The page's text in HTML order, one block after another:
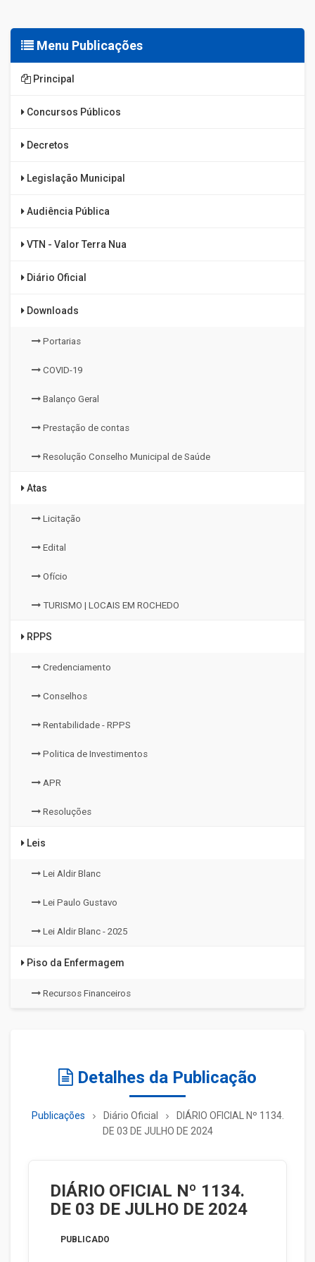
Menu Publicações
Principal
Concursos Públicos
Decretos
Legislação Municipal
Audiência Pública
VTN - Valor Terra Nua
Diário Oficial
Downloads
Portarias
COVID-19
Balanço Geral
Prestação de contas
Resolução Conselho Municipal de Saúde
Atas
Licitação
Edital
Ofício
TURISMO | LOCAIS EM ROCHEDO
RPPS
Credenciamento
Conselhos
Rentabilidade - RPPS
Politica de Investimentos
APR
Resoluções
Leis
Lei Aldir Blanc
Lei Paulo Gustavo
Lei Aldir Blanc - 2025
Piso da Enfermagem
Recursos Financeiros
Detalhes da Publicação
Publicações Diário Oficial
DIÁRIO OFICIAL Nº 1134.
DE 03 DE JULHO DE 2024
DIÁRIO OFICIAL Nº 1134.
DE 03 DE JULHO DE 2024
PUBLICADO